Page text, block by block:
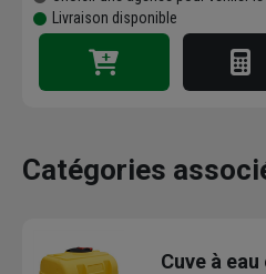
Livraison disponible
Catégories
Cuve à eau